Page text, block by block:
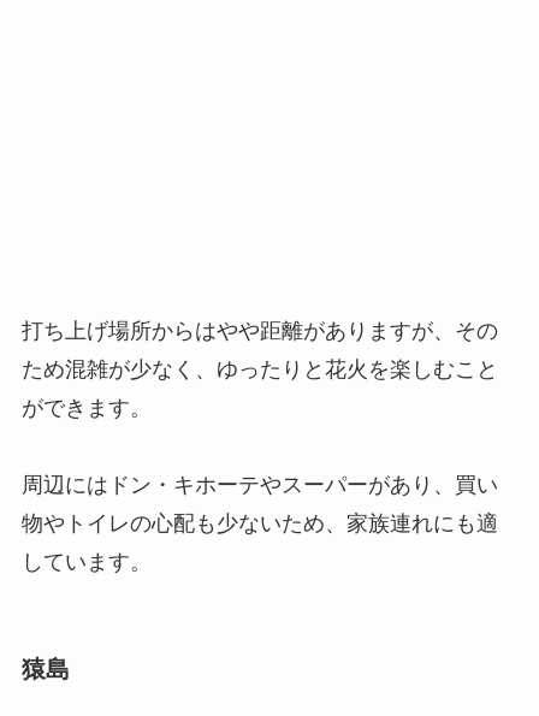
打ち上げ場所からはやや距離がありますが、その
ため混雑が少なく、ゆったりと花火を楽しむこと
ができます。
周辺にはドン・キホーテやスーパーがあり、買い
物やトイレの心配も少ないため、家族連れにも適
しています。
猿島